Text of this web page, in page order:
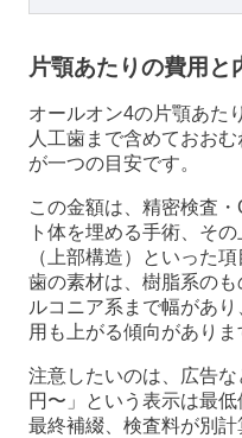
片顎あたりの費用と
オールオン4の片顎あた
人工歯まで含めておお
が一つの目安です。
この金額は、精密検査
ト体を埋める手術、そ
（上部構造）といった
歯の素材は、樹脂系の
ルコニア系まで幅があ
用も上がる傾向がありま
注意したいのは、広告
円〜」という表示は最
最終補綴、検査料が別計